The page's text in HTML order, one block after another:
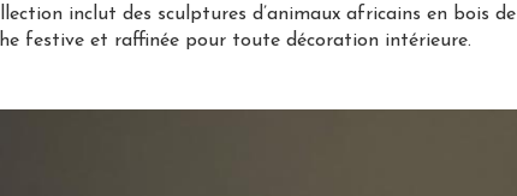
inclut des sculptures d’animaux africains en bois de
festive et raffinée pour toute décoration intérieure.